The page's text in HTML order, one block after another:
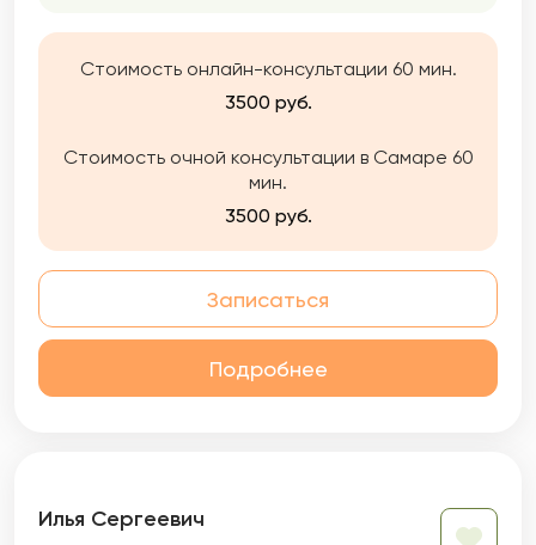
Знаю, что жизнь может меняться и вы имеете
полное право быть счастливым.
Стоимость онлайн-консультации 60 мин.
3500 руб.
Стоимость очной консультации в Самаре 60
мин.
3500 руб.
Записаться
Подробнее
Илья Сергеевич